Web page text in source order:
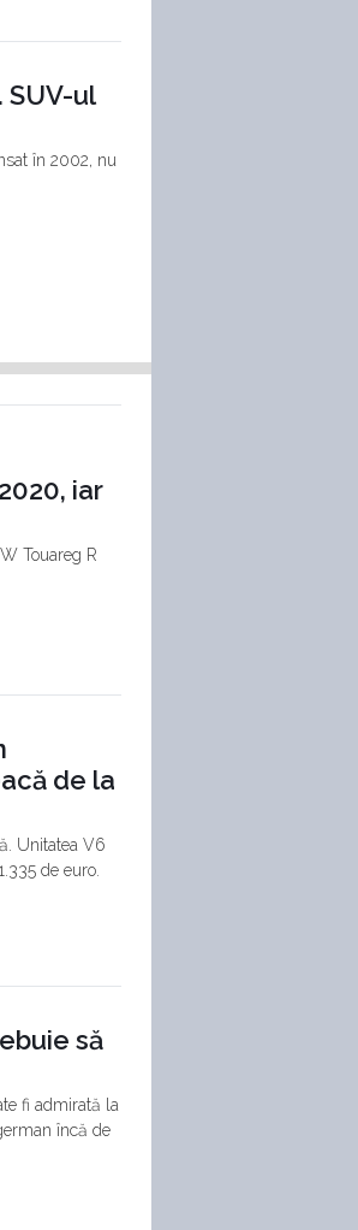
SUV-ul
în 2002, nu
iar
Touareg R
de la
Unitatea V6
de euro.
să
fi admirată la
încă de